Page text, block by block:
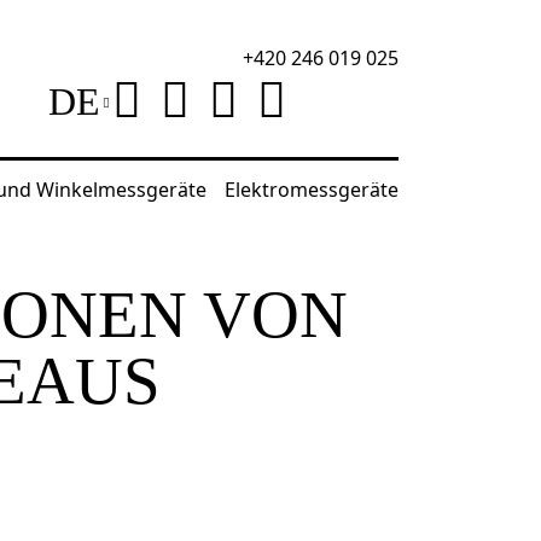
+420 246 019 025
DE
Winkelmessgeräte Elektromessgeräte
VON